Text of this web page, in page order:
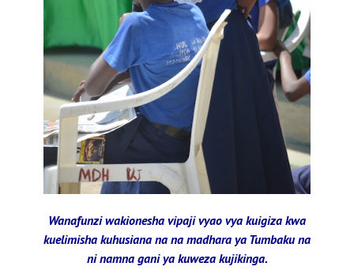
Wanafunzi wakionesha vipaji vyao vya kuigiza kwa
kuelimisha kuhusiana na na madhara ya Tumbaku na
ni namna gani ya kuweza kujikinga.